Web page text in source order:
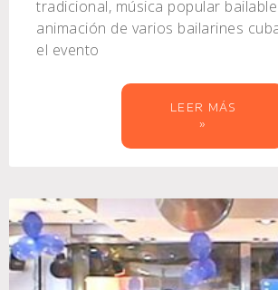
tradicional, música popular
animación de varios bailarines
el evento
LEER MÁS
»